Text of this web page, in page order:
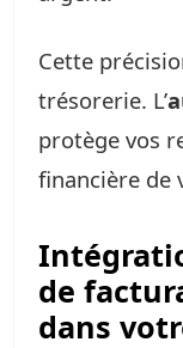
Cette
trésorerie. L’
protège vos
financière de
de
dans